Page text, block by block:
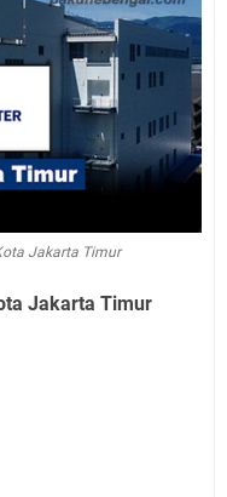
Jakarta Timur
Jakarta Timur